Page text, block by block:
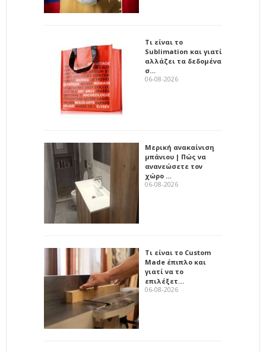
Τι είναι το
Sublimation και γιατί
αλλάζει τα δεδομένα
σ…
06-08-2026
Μερική ανακαίνιση
μπάνιου | Πώς να
ανανεώσετε τον
χώρο …
06-08-2026
Τι είναι το Custom
Made έπιπλο και
γιατί να το
επιλέξετ…
06-08-2026